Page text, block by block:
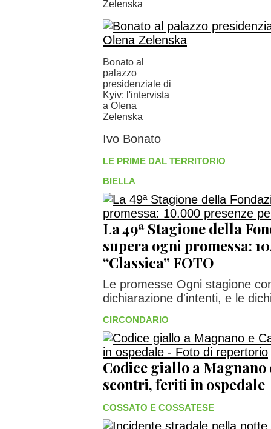
Zelenska
Bonato al
palazzo
presidenziale di
Kyiv: l'intervista
a Olena
Zelenska
Ivo Bonato
LE PRIME DAL TERRITORIO
BIELLA
La 49ª Stagione della
supera ogni promessa:
“Classica” FOTO
Le promesse Ogni stagione
dichiarazione d'intenti, e le
CIRCONDARIO
Codice giallo a Magnano
scontri, feriti in ospedale
COSSATO E COSSATESE